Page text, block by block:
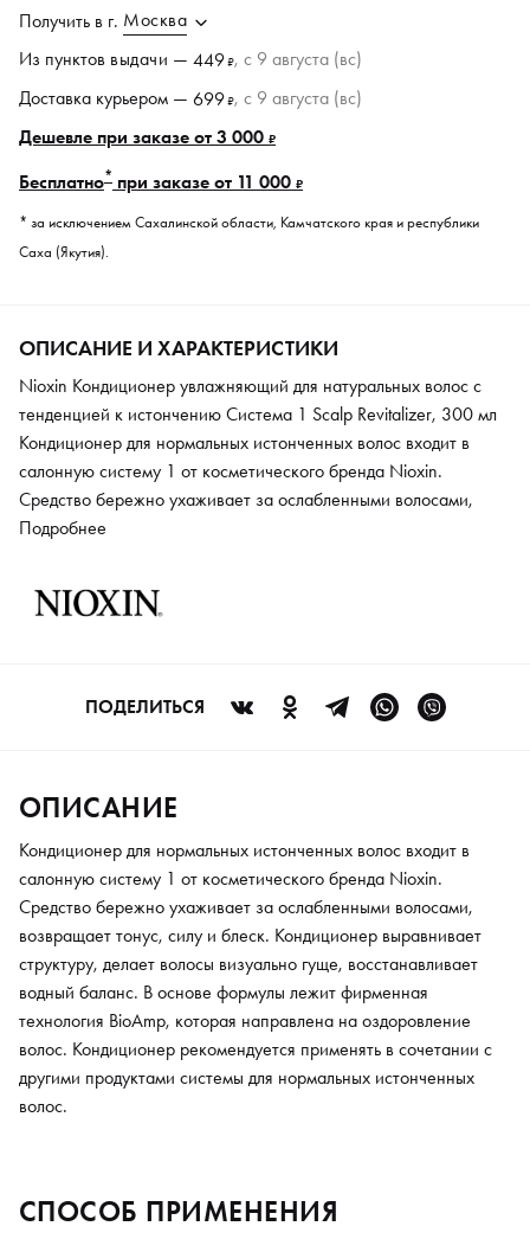
Получить в г. Москва
Из пунктов выдачи — 449₽, c 9 августа (вс)
Доставка курьером — 699₽, c 9 августа (вс)
Дешевле при заказе от 3 000 ₽
Бесплатно* при заказе от 11 000 ₽
* за исключением Сахалинской области, Камчатского края и республики
Саха (Якутия).
ОПИСАНИЕ И ХАРАКТЕРИСТИКИ
Nioxin Кондиционер увлажняющий для натуральных волос с
тенденцией к истончению Система 1 Scalp Revitalizer, 300 мл
Кондиционер для нормальных истонченных волос входит в
салонную систему 1 от косметического бренда Nioxin.
Средство бережно ухаживает за ослабленными волосами,
возвращает тонус, силу и блеск. Кондиционер выравнивает
водный баланс. В основе формулы лежит фирменная
технология BioAmp, которая направлена на оздоровление
Подробнее
ПОДЕЛИТЬСЯ
ОПИСАНИЕ
Кондиционер для нормальных истонченных волос входит в
салонную систему 1 от косметического бренда Nioxin.
Средство бережно ухаживает за ослабленными волосами,
возвращает тонус, силу и блеск. Кондиционер выравнивает
структуру, делает волосы визуально гуще, восстанавливает
водный баланс. В основе формулы лежит фирменная
технология BioAmp, которая направлена на оздоровление
волос. Кондиционер рекомендуется применять в сочетании с
другими продуктами системы для нормальных истонченных
волос.
СПОСОБ ПРИМЕНЕНИЯ